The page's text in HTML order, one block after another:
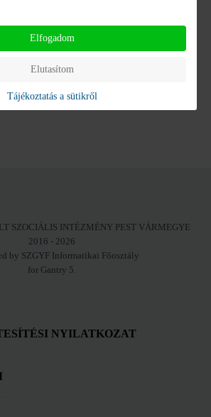
érvényes
tartalmazza:
SZOCIÁLIS INTÉZMÉNY PEST VÁRMEGYE
2016 - 2026
by SZGYF Informatikai Főosztály
for Gantry 5.
NYILATKOZAT
Elfogadom
Elutasítom
Tájékoztatás a sütikről